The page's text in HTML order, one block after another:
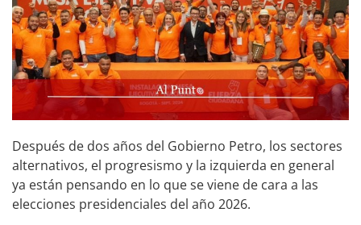
Después de dos años del Gobierno Petro, los sectores
alternativos, el progresismo y la izquierda en general
ya están pensando en lo que se viene de cara a las
elecciones presidenciales del año 2026.